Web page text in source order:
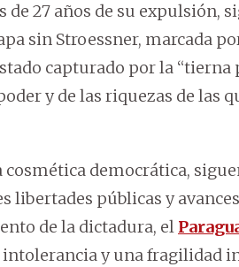
de 27 años de su expulsión,
sin Stroessner, marcada
capturado por la “tierna
y de las riquezas de las
democrática,
libertades públicas y
de la dictadura, el
y una fragilidad